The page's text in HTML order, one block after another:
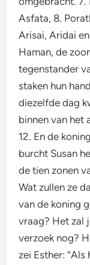
Asfata, 8.
Arisai, Aridai
Haman, de
tegenstander
staken hun
diezelfde dag
binnen van het
12. En de
burcht Susan
de tien zonen
Wat zullen ze
van de koning
vraag? Het zal
verzoek nog?
zei Esther: